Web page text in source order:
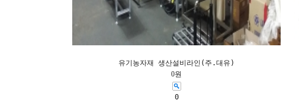
유기농자재 생산설비라인(주.대유)
0원
0